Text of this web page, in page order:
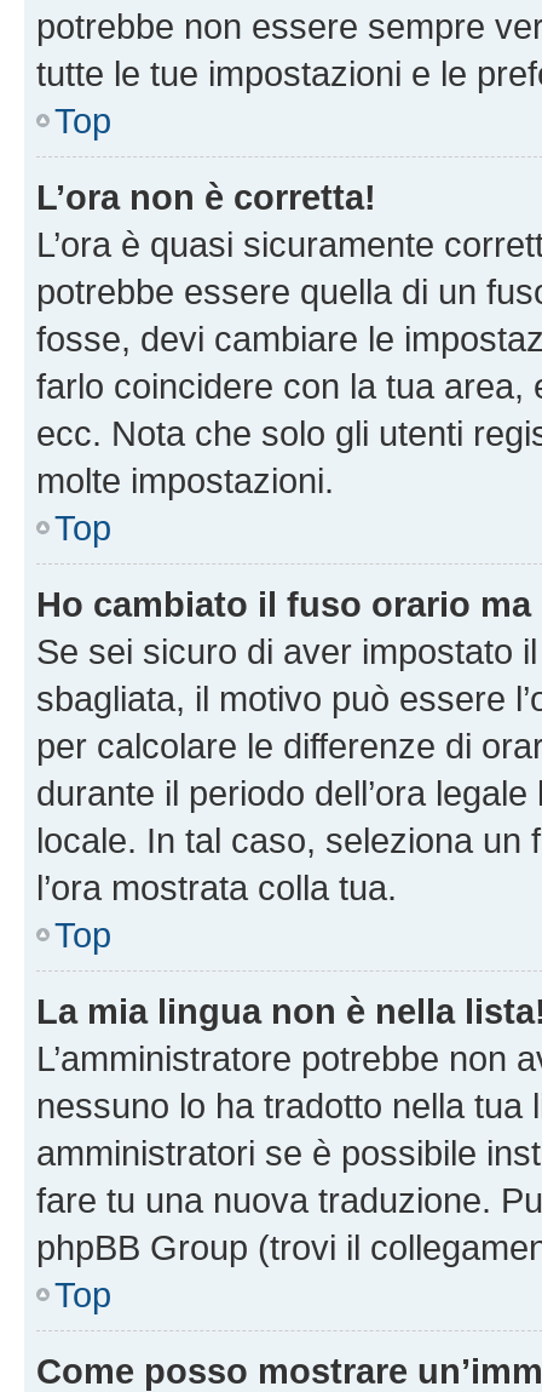
potrebbe non essere sempre
tutte le tue impostazioni e le
Top
L’ora non è corretta!
L’ora è quasi sicuramente
potrebbe essere quella di un
fosse, devi cambiare le
farlo coincidere con la tua area,
ecc. Nota che solo gli utenti
molte impostazioni.
Top
Ho cambiato il fuso orario ma
Se sei sicuro di aver impostato
sbagliata, il motivo può essere
per calcolare le differenze di
durante il periodo dell’ora
locale. In tal caso, seleziona
l’ora mostrata colla tua.
Top
La mia lingua non è nella
L’amministratore potrebbe non
nessuno lo ha tradotto nella tua
amministratori se è possibile
fare tu una nuova traduzione.
phpBB Group (trovi il
Top
Come posso mostrare